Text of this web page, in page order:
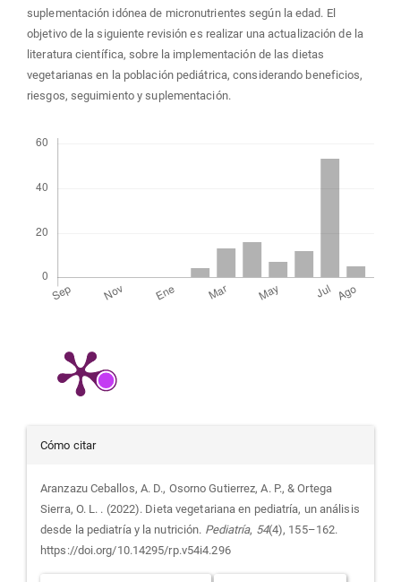
suplementación idónea de micronutrientes según la edad. El
objetivo de la siguiente revisión es realizar una actualización de la
literatura científica, sobre la implementación de las dietas
vegetarianas en la población pediátrica, considerando beneficios,
riesgos, seguimiento y suplementación.
Detalles
del
artículo
Cómo citar
Aranzazu Ceballos, A. D., Osorno Gutierrez, A. P., & Ortega
Sierra, O. L. . (2022). Dieta vegetariana en pediatría, un análisis
desde la pediatría y la nutrición. Pediatría, 54(4), 155–162.
https://doi.org/10.14295/rp.v54i4.296